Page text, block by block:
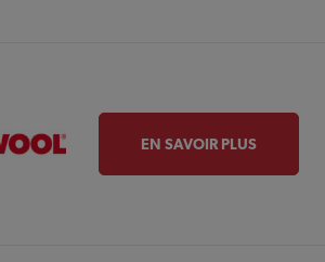
EN SAVOIR PLUS